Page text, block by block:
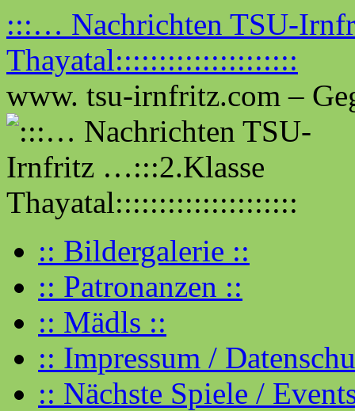
Inhalt
springen
:::… Nachrichten TSU-
Thayatal:::::::::::::::::::::
www. tsu-irnfritz.com –
:: Bildergalerie ::
:: Patronanzen ::
:: Mädls ::
:: Impressum /
:: Nächste Spiele /